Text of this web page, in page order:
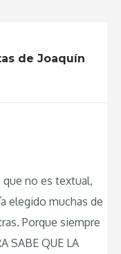
de Joaquín
que no es textual,
elegido muchas de
Porque siempre
SABE QUE LA